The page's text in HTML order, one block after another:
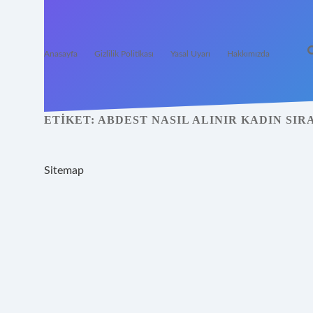
Anasayfa Gizlilik Politikası Yasal Uyarı Hakkımızda
ETIKET: ABDEST NASIL ALINIR KADIN
Sitemap